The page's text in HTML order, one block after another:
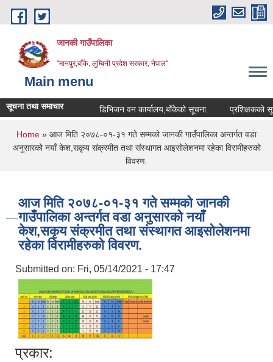
Skip to main content
जानकी गाउँपालिका
"मानपुर,बाँके, लुम्बिनी प्रदेश सरकार, नेपाल"
Main menu
सूचना तथा समाचार डिभिजन वन कार्यालय,बाँकेको सूचना. प्रशिक्षकको सूची
You are here
Home » आज मिति २०७८-०१-३१ गते सम्मको जानकी गाउँपालिका अन्तर्गत वडा
अनुसारको नयाँ केश,सकृय संक्रमीत तथा संस्थागत आइसोलेशनमा रहेका विरामीहरुको
विवरण.
आज मिति २०७८-०१-३१ गते सम्मको जानकी
गाउँपालिका अन्तर्गत वडा अनुसारको नयाँ
केश,सकृय संक्रमीत तथा संस्थागत आइसोलेशनमा
रहेका विरामीहरुको विवरण.
Submitted on: Fri, 05/14/2021 - 17:47
प्रकार: